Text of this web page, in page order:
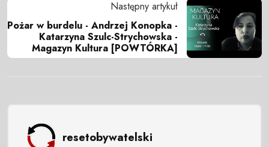
Następny artykuł
Pożar w burdelu - Andrzej Konopka -
Katarzyna Szulc-Strychowska -
Magazyn Kultura [POWTÓRKA]
resetobywatelski